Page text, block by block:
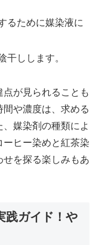
るために媒染液に
干しします。
が見られることも
や濃度は、求める
媒染剤の種類によ
ーヒー染めと紅茶染
を探る楽しみもあ
践ガイド！や